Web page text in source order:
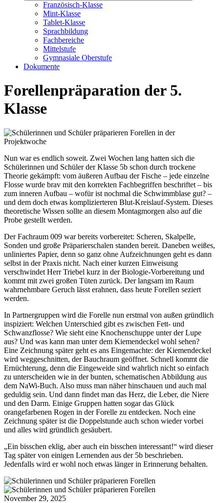
Französisch-Klasse
Mint-Klasse
Tablet-Klasse
Sprachbildung
Fachbereiche
Mittelstufe
Gymnasiale Oberstufe
Dokumente
Forellenpräparation der 5.
Klasse
Nun war es endlich soweit. Zwei Wochen lang hatten sich die
Schülerinnen und Schüler der Klasse 5b schon durch trockene
Theorie gekämpft: vom äußeren Aufbau der Fische – jede einzelne
Flosse wurde brav mit den korrekten Fachbegriffen beschriftet – bis
zum inneren Aufbau – wofür ist nochmal die Schwimmblase gut? –
und dem doch etwas komplizierteren Blut-Kreislauf-System. Dieses
theoretische Wissen sollte an diesem Montagmorgen also auf die
Probe gestellt werden.
Der Fachraum 009 war bereits vorbereitet: Scheren, Skalpelle,
Sonden und große Präparierschalen standen bereit. Daneben weißes,
unliniertes Papier, denn so ganz ohne Aufzeichnungen geht es dann
selbst in der Praxis nicht. Nach einer kurzen Einweisung
verschwindet Herr Triebel kurz in der Biologie-Vorbereitung und
kommt mit zwei großen Tüten zurück. Der langsam im Raum
wahrnehmbare Geruch lässt erahnen, dass heute Forellen seziert
werden.
In Partnergruppen wird die Forelle nun erstmal von außen gründlich
inspiziert: Welchen Unterschied gibt es zwischen Fett- und
Schwanzflosse? Wie sieht eine Knochenschuppe unter der Lupe
aus? Und was kann man unter dem Kiemendeckel wohl sehen?
Eine Zeichnung später geht es ans Eingemachte: der Kiemendeckel
wird weggeschnitten, der Bauchraum geöffnet. Schnell kommt die
Ernüchterung, denn die Eingeweide sind wahrlich nicht so einfach
zu unterscheiden wie in der bunten, schematischen Abbildung aus
dem NaWi-Buch. Also muss man näher hinschauen und auch mal
geduldig sein. Und dann findet man das Herz, die Leber, die Niere
und den Darm. Einige Gruppen hatten sogar das Glück
orangefarbenen Rogen in der Forelle zu entdecken. Noch eine
Zeichnung später ist die Doppelstunde auch schon wieder vorbei
und alles wird gründlich gesäubert.
„Ein bisschen eklig, aber auch ein bisschen interessant!“ wird dieser
Tag später von einigen Lernenden aus der 5b beschrieben.
Jedenfalls wird er wohl noch etwas länger in Erinnerung behalten.
November 29, 2025